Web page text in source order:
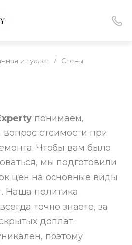
и туалет / Стены
понимаем,
стоимости при
Чтобы вам было
мы подготовили
цен на основные виды
Наша политика
точно знаете, за
доплат.
поэтому